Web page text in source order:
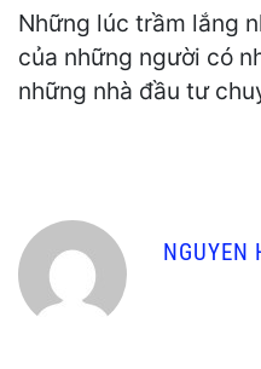
Những lúc trầm lắng
của những người có
những nhà đầu tư
NGUYEN